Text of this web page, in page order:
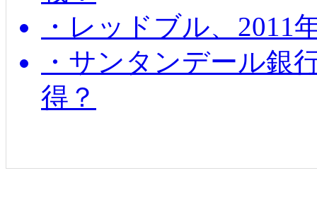
・レッドブル、2011
・サンタンデール銀
得？